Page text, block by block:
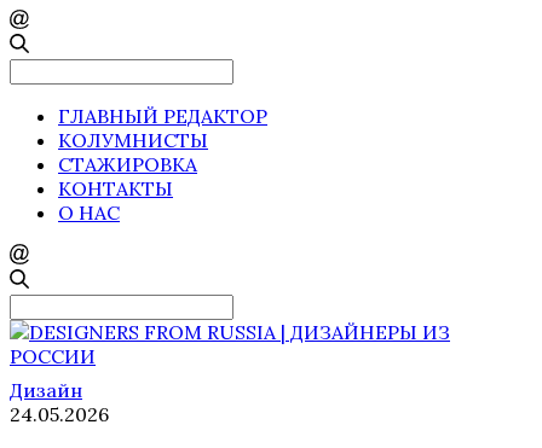
ГЛАВНЫЙ РЕДАКТОР
КОЛУМНИСТЫ
СТАЖИРОВКА
КОНТАКТЫ
О НАС
Search
for:
Дизайн
24.05.2026